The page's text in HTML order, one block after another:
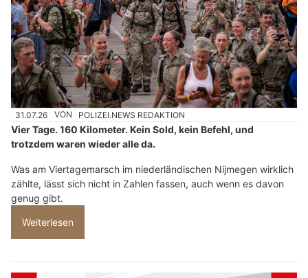
31.07.26 VON POLIZEI.NEWS REDAKTION
Vier Tage. 160 Kilometer. Kein Sold, kein Befehl, und
trotzdem waren wieder alle da.
Was am Viertagemarsch im niederländischen Nijmegen wirklich
zählte, lässt sich nicht in Zahlen fassen, auch wenn es davon
genug gibt.
Weiterlesen